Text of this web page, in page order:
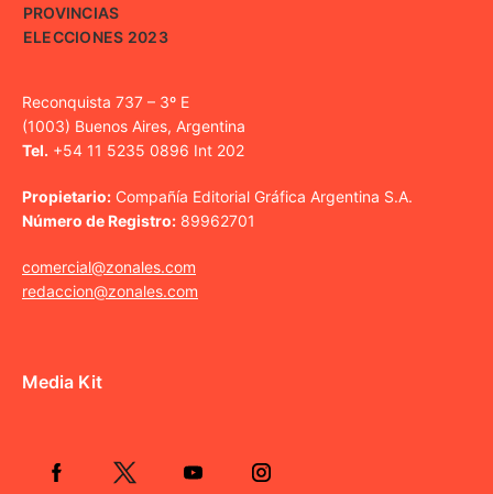
PROVINCIAS
ELECCIONES 2023
Reconquista 737 – 3º E
(1003) Buenos Aires, Argentina
Tel. +54 11 5235 0896 Int 202
Propietario: Compañía Editorial Gráfica Argentina S.A.
Número de Registro: 89962701
comercial@zonales.com
redaccion@zonales.com
Media Kit